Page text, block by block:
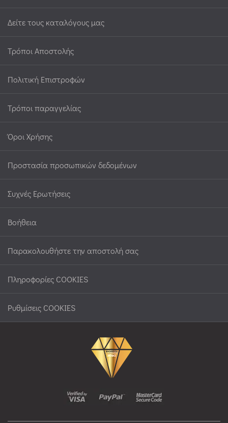
Δείτε τους καταλόγους μας
Τρόποι Αποστολής
Πολιτική Επιστροφών
Τρόποι παραγγελίας
Όροι Χρήσης
Προστασία προσωπικών δεδομένων
Συχνές Ερωτήσεις
Βοήθεια
Παρακολουθήστε την αποστολή σας
Πληροφορίες COOKIES
Ρυθμίσεις COOKIES